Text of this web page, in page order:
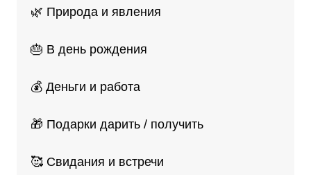
🌿 Природа и явления
🎂 В день рождения
💰 Деньги и работа
🎁 Подарки дарить / получить
🥰 Свидания и встречи